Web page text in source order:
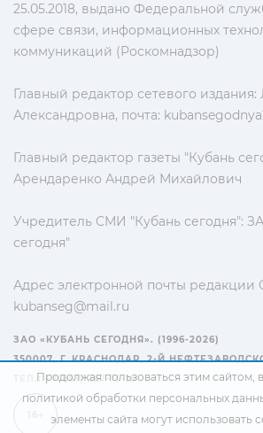
25.05.2018, выдано Федеральной
сфере связи, информационных
коммуникаций (Роскомнадзор)
Главный редактор сетевого
Александровна, почта:
Главный редактор газеты "Кубань
Арендаренко Андрей Михайлович
Учредитель СМИ "Кубань сегодня":
сегодня"
Адрес электронной почты редакции
kubanseg@mail.ru
ЗАО «КУБАНЬ СЕГОДНЯ». (1996-2026)
350007, Г. КРАСНОДАР, 2-Й
ТЕЛ.: +7(861) 267-15-15
Продолжая пользоваться этим сайтом,
политикой обработки персональных
элементы сайта могут использовать